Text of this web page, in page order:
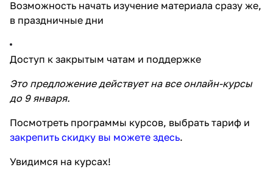
Возможность начать изучение материала сразу же,
в праздничные дни
Доступ к закрытым чатам и поддержке
Это предложение действует на все онлайн-курсы
до 9 января.
Посмотреть программы курсов, выбрать тариф и
закрепить скидку вы можете здесь.
Увидимся на курсах!